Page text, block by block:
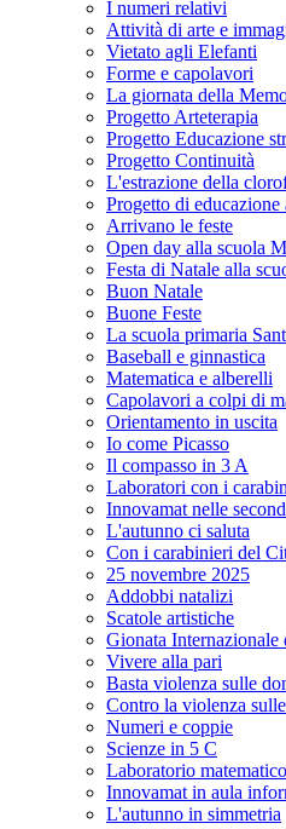
I numeri relativi
Attività di arte e
Vietato agli Elefanti
Forme e capolavori
La giornata della
Progetto Arteterapia
Progetto Educazione
Progetto Continuità
L'estrazione della
Progetto di
Arrivano le feste
Open day alla scuola
Festa di Natale alla
Buon Natale
Buone Feste
La scuola primaria
Baseball e ginnastica
Matematica e alberelli
Capolavori a colpi di
Orientamento in uscita
Io come Picasso
Il compasso in 3 A
Laboratori con i
Innovamat nelle
L'autunno ci saluta
Con i carabinieri del
25 novembre 2025
Addobbi natalizi
Scatole artistiche
Gionata
Vivere alla pari
Basta violenza sulle
Contro la violenza
Numeri e coppie
Scienze in 5 C
Laboratorio matematico
Innovamat in aula
L'autunno in simmetria